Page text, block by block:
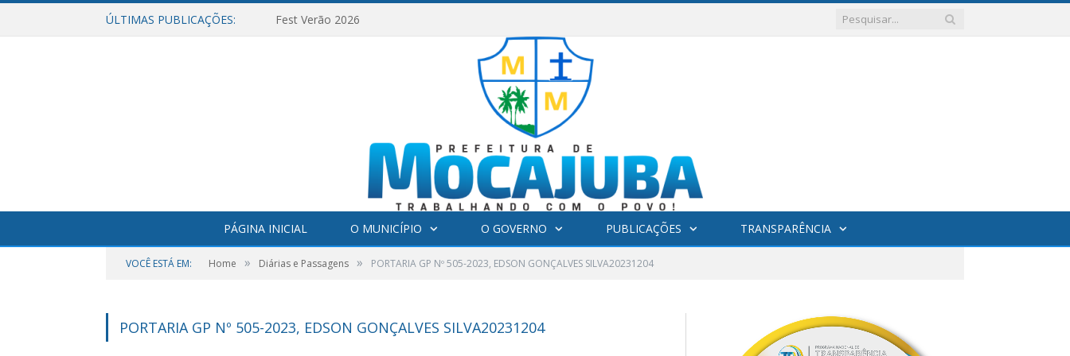
ÚLTIMAS PUBLICAÇÕES: Fest Verão 2026
PÁGINA INICIAL O MUNICÍPIO O GOVERNO PUBLICAÇÕES TRANSPARÊNCIA
VOCÊ ESTÁ EM: Home » Diárias e Passagens » PORTARIA GP Nº 505-2023, EDSON GONÇALVES SILVA20231204
PORTARIA GP Nº 505-2023, EDSON GONÇALVES SILVA20231204